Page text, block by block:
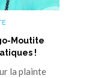
Moutite
!
la plainte